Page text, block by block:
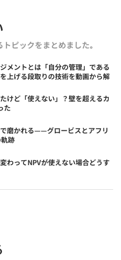
ピックをまとめました｡
メントとは「自分の管理」である
げる段取りの技術を動画から解
けど「使えない」？壁を超えるカ
た
磨かれる——グロービスとアフリ
跡
わってNPVが使えない場合どうす